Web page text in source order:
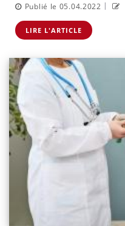
Publié le 05.04.2022 |
LIRE L'ARTICLE